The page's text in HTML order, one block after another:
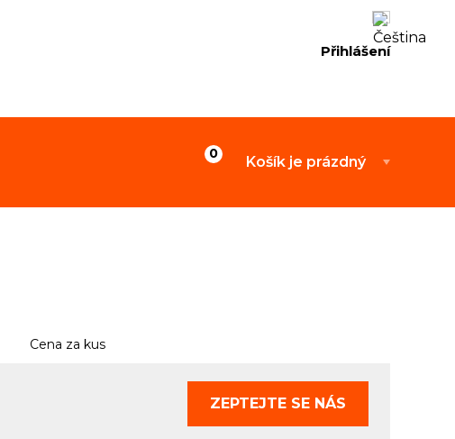
Přihlášení
Košík je prázdný
Cena za kus
ZEPTEJTE SE NÁS